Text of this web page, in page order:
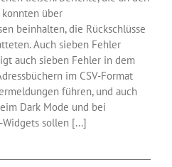
über
beinhalten, die Rückschlüsse
Auch sieben Fehler
auch sieben Fehler in dem
im CSV-Format
führen, und auch
Dark Mode und bei
sollen [...]